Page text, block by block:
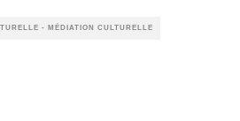
- MÉDIATION CULTURELLE